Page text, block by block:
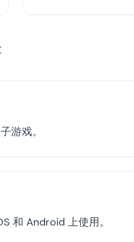
游戏。
和 Android 上使用。